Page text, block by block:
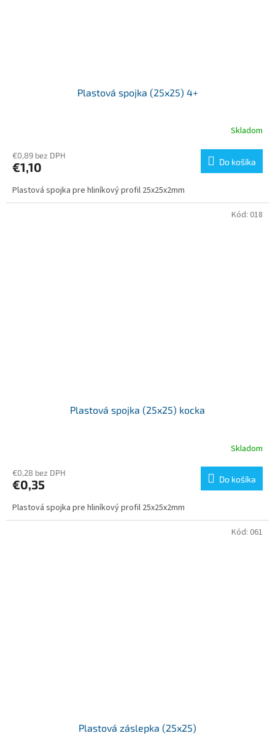
Plastová spojka (25x25) 4+
Skladom
€0,89 bez DPH
€1,10 Do košíka
Plastová spojka pre hliníkový profil 25x25x2mm
Plastová spojka (25x25) kocka
Skladom
€0,28 bez DPH
€0,35 Do košíka
Plastová spojka pre hliníkový profil 25x25x2mm
Kód: 018
Plastová záslepka (25x25)
Kód: 061